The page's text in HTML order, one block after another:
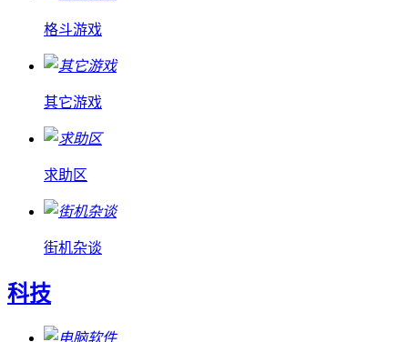
格斗游戏
其它游戏
求助区
街机杂谈
科技